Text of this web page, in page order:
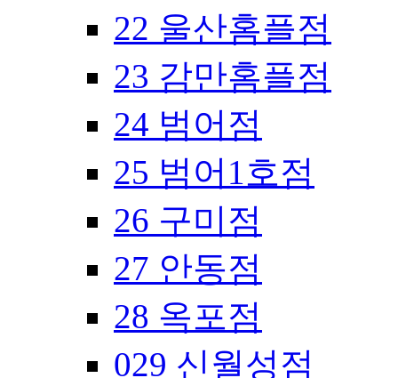
22 울산홈플점
23 감만홈플점
24 범어점
25 범어1호점
26 구미점
27 안동점
28 옥포점
029 신월성점